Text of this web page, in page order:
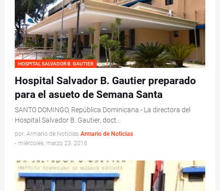
HOSPITAL SALVADOR B. GAUTIER
Hospital Salvador B. Gautier preparado
para el asueto de Semana Santa
SANTO DOMINGO, República Dominicana.- La directora del
Hospital Salvador B. Gautier, doct…
por: Armario de Noticias Armario de Noticias
- miércoles, marzo 23, 2016